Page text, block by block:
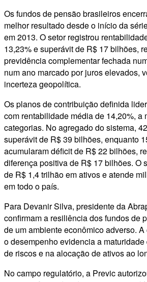
Os fundos de pensão brasileiros
melhor resultado desde o início da
em 2013. O setor registrou
13,23% e superávit de R$ 17 bilhões,
previdência complementar fechada
num ano marcado por juros elevados,
incerteza geopolítica.
Os planos de contribuição definida
com rentabilidade média de 14,20%, a
categorias. No agregado do sistema,
superávit de R$ 39 bilhões, enquanto
acumularam déficit de R$ 22 bilhões,
diferença positiva de R$ 17 bilhões. O
de R$ 1,4 trilhão em ativos e atende
em todo o país.
Para Devanir Silva, presidente da
confirmam a resiliência dos fundos de
de um ambiente econômico adverso.
o desempenho evidencia a
de riscos e na alocação de ativos ao
No campo regulatório, a Previc